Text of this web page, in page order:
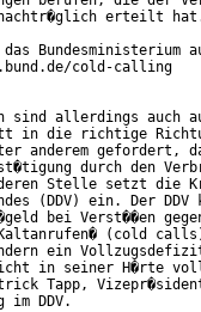
nachtr�glich erteilt
Bundesministerium
cold-calling
sind allerdings auch
in die richtige
anderem gefordert,
durch den
Stelle setzt die
(DDV) ein. Der
bei Verst��en
(cold
ein
in seiner H�rte
Tapp,
im DDV.